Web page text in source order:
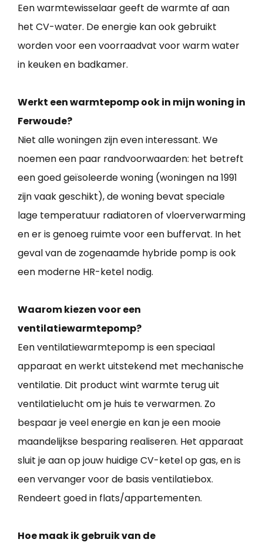
Een warmtewisselaar geeft de warmte af aan
het CV-water. De energie kan ook gebruikt
worden voor een voorraadvat voor warm water
in keuken en badkamer.
Werkt een warmtepomp ook in mijn woning in
Ferwoude?
Niet alle woningen zijn even interessant. We
noemen een paar randvoorwaarden: het betreft
een goed geïsoleerde woning (woningen na 1991
zijn vaak geschikt), de woning bevat speciale
lage temperatuur radiatoren of vloerverwarming
en er is genoeg ruimte voor een buffervat. In het
geval van de zogenaamde hybride pomp is ook
een moderne HR-ketel nodig.
Waarom kiezen voor een
ventilatiewarmtepomp?
Een ventilatiewarmtepomp is een speciaal
apparaat en werkt uitstekend met mechanische
ventilatie. Dit product wint warmte terug uit
ventilatielucht om je huis te verwarmen. Zo
bespaar je veel energie en kan je een mooie
maandelijkse besparing realiseren. Het apparaat
sluit je aan op jouw huidige CV-ketel op gas, en is
een vervanger voor de basis ventilatiebox.
Rendeert goed in flats/appartementen.
Hoe maak ik gebruik van de